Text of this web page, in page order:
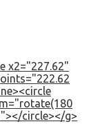
x2="227.62"
circle></g>